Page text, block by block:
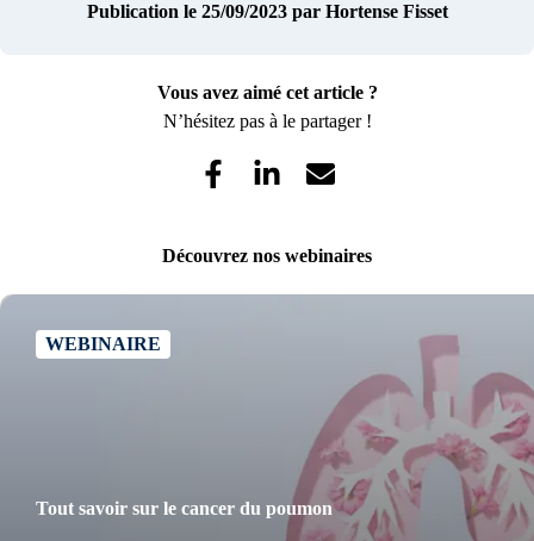
Publication le 25/09/2023 par Hortense Fisset
Vous avez aimé cet article ?
N’hésitez pas à le partager !
Découvrez nos webinaires
WEBINAIRE
Tout savoir sur le cancer du poumon